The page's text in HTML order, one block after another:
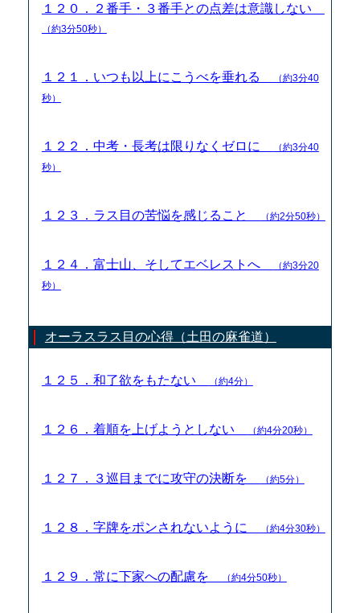
１２０．２番手・３番手との点差は意識しない
（約3分50秒）
１２１．いつも以上にこうべを垂れる
（約3分40
秒）
１２２．中考・長考は限りなくゼロに
（約3分40
秒）
１２３．ラス目の苦悩を感じること （約2分50秒）
１２４．富士山、そしてエベレストへ
（約3分20
秒）
オーラスラス目の心得（土田の麻雀道）
１２５．和了欲をもたない （約4分）
１２６．着順を上げようとしない （約4分20秒）
１２７．３巡目までに攻守の決断を （約5分）
１２８．字牌をポンされないように （約4分30秒）
１２９．常に下家への配慮を （約4分50秒）